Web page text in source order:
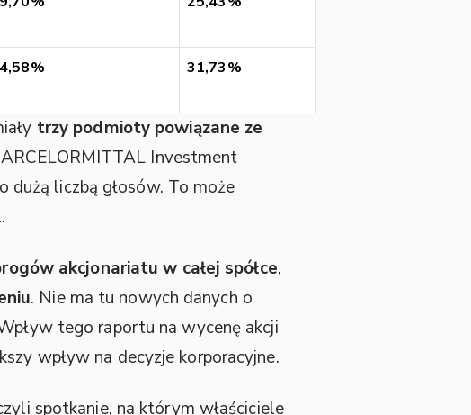
31,73%
trzy podmioty powiązane ze
Investment
liczbą głosów. To może
.
akcjonariatu w całej spółce,
. Nie ma tu nowych danych o
tego raportu na wycenę akcji
wpływ na decyzje korporacyjne.
spotkanie, na którym właściciele